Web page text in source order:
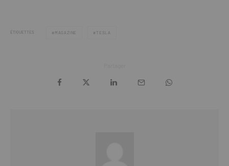
ÉTIQUETTES MAGAZINE TESLA